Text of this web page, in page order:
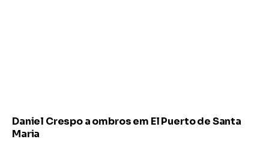
Daniel Crespo a ombros em El Puerto de Santa
Maria